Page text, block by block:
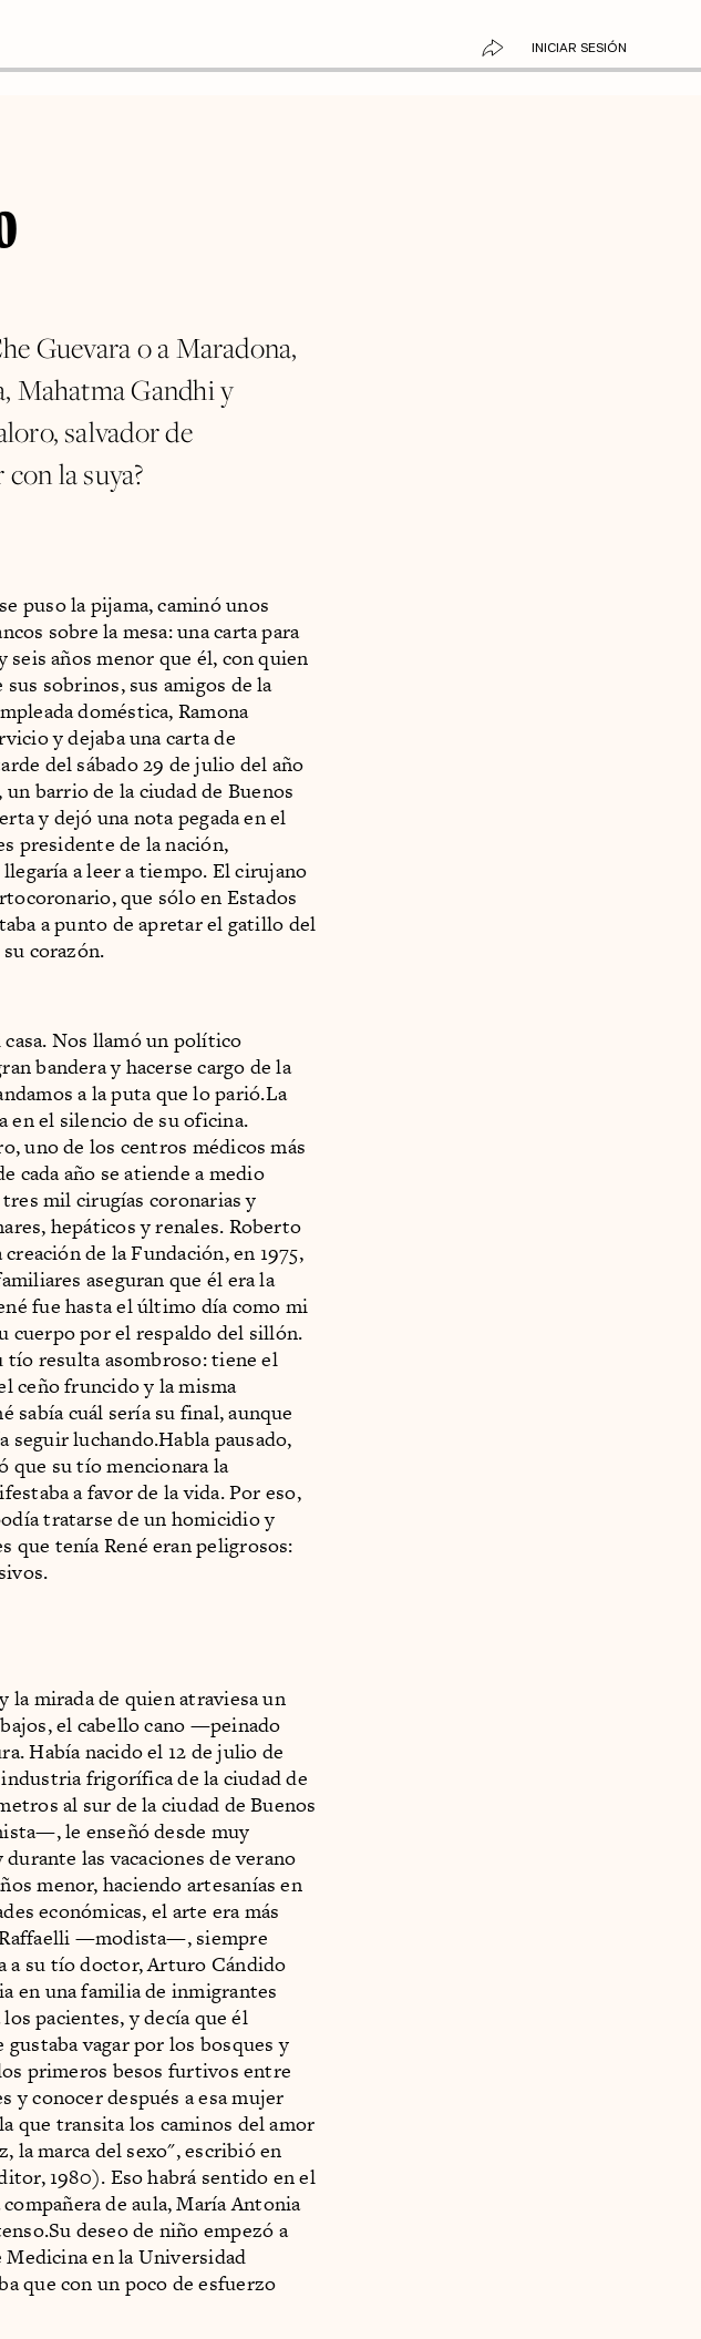
INICIAR SESIÓN
Guevara o a Maradona,
Mahatma Gandhi y
salvador de
la suya?
puso la pijama, caminó unos
sobre la mesa: una carta para
seis años menor que él, con quien
sobrinos, sus amigos de la
doméstica, Ramona
y dejaba una carta de
del sábado 29 de julio del año
barrio de la ciudad de Buenos
y dejó una nota pegada en el
presidente de la nación,
a leer a tiempo. El cirujano
que sólo en Estados
a punto de apretar el gatillo del
corazón.
Nos llamó un político
bandera y hacerse cargo de la
a la puta que lo parió.La
en el silencio de su oficina.
uno de los centros médicos más
cada año se atiende a medio
mil cirugías coronarias y
hepáticos y renales. Roberto
de la Fundación, en 1975,
aseguran que él era la
fue hasta el último día como mi
cuerpo por el respaldo del sillón.
tío resulta asombroso: tiene el
ceño fruncido y la misma
sabía cuál sería su final, aunque
luchando.Habla pausado,
que su tío mencionara la
a favor de la vida. Por eso,
tratarse de un homicidio y
tenía René eran peligrosos:
la mirada de quien atraviesa un
el cabello cano —peinado
Había nacido el 12 de julio de
frigorífica de la ciudad de
al sur de la ciudad de Buenos
le enseñó desde muy
las vacaciones de verano
menor, haciendo artesanías en
económicas, el arte era más
—modista—, siempre
a su tío doctor, Arturo Cándido
en una familia de inmigrantes
pacientes, y decía que él
vagar por los bosques y
primeros besos furtivos entre
y conocer después a esa mujer
que transita los caminos del amor
la marca del sexo", escribió en
1980). Eso habrá sentido en el
de aula, María Antonia
deseo de niño empezó a
Medicina en la Universidad
que con un poco de esfuerzo